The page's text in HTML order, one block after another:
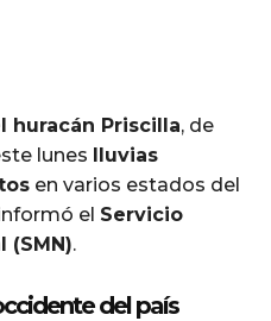
huracán Priscilla, de
lunes lluvias
en varios estados del
el Servicio
(SMN).
del país